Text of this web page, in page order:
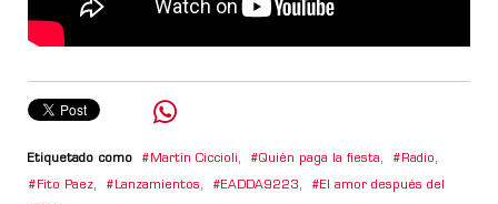
Etiquetado como Martín Ciccioli, Quién paga la fiesta, Radio,
Fito Paez, Lanzamientos, EADDA9223, El amor después del